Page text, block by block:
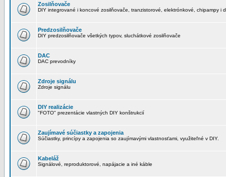
Zosilňovače
DIY integrované i koncové zosilňovače, tranzistorové, elektrónkové, chipampy i
Predzosilňovače
DIY predzosilňovače všetkých typov, sluchátkové zosilňovače
DAC
DAC prevodníky
Zdroje signálu
Zdroje signálu
DIY realizácie
"FOTO" prezentácie vlastných DIY konštrukcií
Zaujímavé súčiastky a zapojenia
Súčiastky, princípy a zapojenia so zaujímavými vlastnosťami, využiteľné v DIY.
Kabeláž
Signálové, reproduktorové, napájacie a iné káble